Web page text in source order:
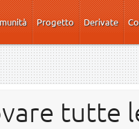
Progetto Derivate
tutte